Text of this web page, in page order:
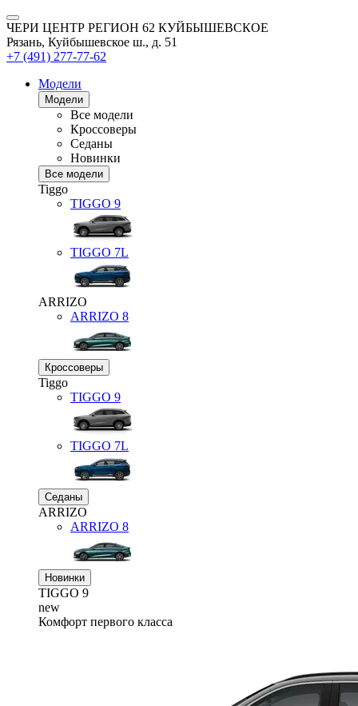
ЧЕРИ ЦЕНТР РЕГИОН 62 КУЙБЫШЕВСКОЕ
Рязань, Куйбышевское ш., д. 51
+7 (491) 277-77-62
Модели
Модели
Все модели
Кроссоверы
Седаны
Новинки
Все модели
Tiggo
TIGGO 9
TIGGO 7L
ARRIZO
ARRIZO 8
Кроссоверы
Tiggo
TIGGO 9
TIGGO 7L
Седаны
ARRIZO
ARRIZO 8
Новинки
TIGGO 9
new
Комфорт первого класса